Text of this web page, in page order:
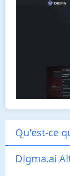
Qu'est-ce
Digma.ai